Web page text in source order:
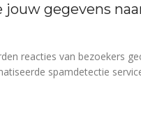
jouw gegevens
reacties van bezoekers
spamdetectie